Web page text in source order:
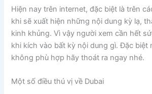
Hiện nay trên internet, đặc biệt là trên
khi sẽ xuất hiện những nội dung kỳ lạ,
kinh khủng. Vì vậy người xem cần hết
khi kích vào bất kỳ nội dung gì. Đặc biệt
không phù hợp hãy thoát ra ngay nhé.
Một số điều thú vị về Dubai